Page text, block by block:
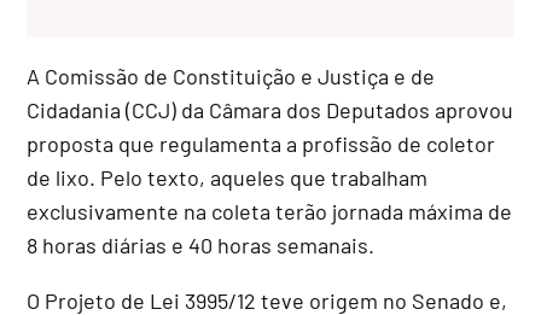
A Comissão de Constituição e Justiça e de
Cidadania (CCJ) da Câmara dos Deputados aprovou
proposta que regulamenta a profissão de coletor
de lixo. Pelo texto, aqueles que trabalham
exclusivamente na coleta terão jornada máxima de
8 horas diárias e 40 horas semanais.
O Projeto de Lei 3995/12 teve origem no Senado e,